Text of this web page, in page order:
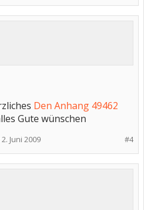
Den Anhang 49462
Gute wünschen
#4
2. Juni 2009